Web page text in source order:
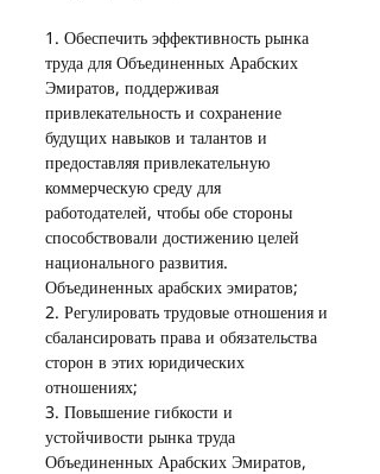
1. Обеспечить эффективность рынка
труда для Объединенных Арабских
Эмиратов, поддерживая
привлекательность и сохранение
будущих навыков и талантов и
предоставляя привлекательную
коммерческую среду для
работодателей, чтобы обе стороны
способствовали достижению целей
национального развития.
Объединенных арабских эмиратов;
2. Регулировать трудовые отношения и
сбалансировать права и обязательства
сторон в этих юридических
отношениях;
3. Повышение гибкости и
устойчивости рынка труда
Объединенных Арабских Эмиратов,